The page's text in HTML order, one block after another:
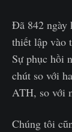
Đã 842 ngày
thiết lập vào
Sự phục hồi
chút so với
ATH, so với
Chúng tôi